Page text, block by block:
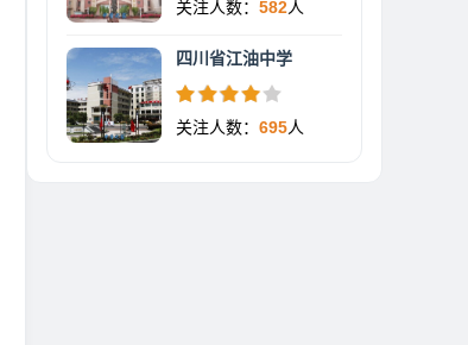
关注人数： 582人
四川省江油中学
关注人数： 695人